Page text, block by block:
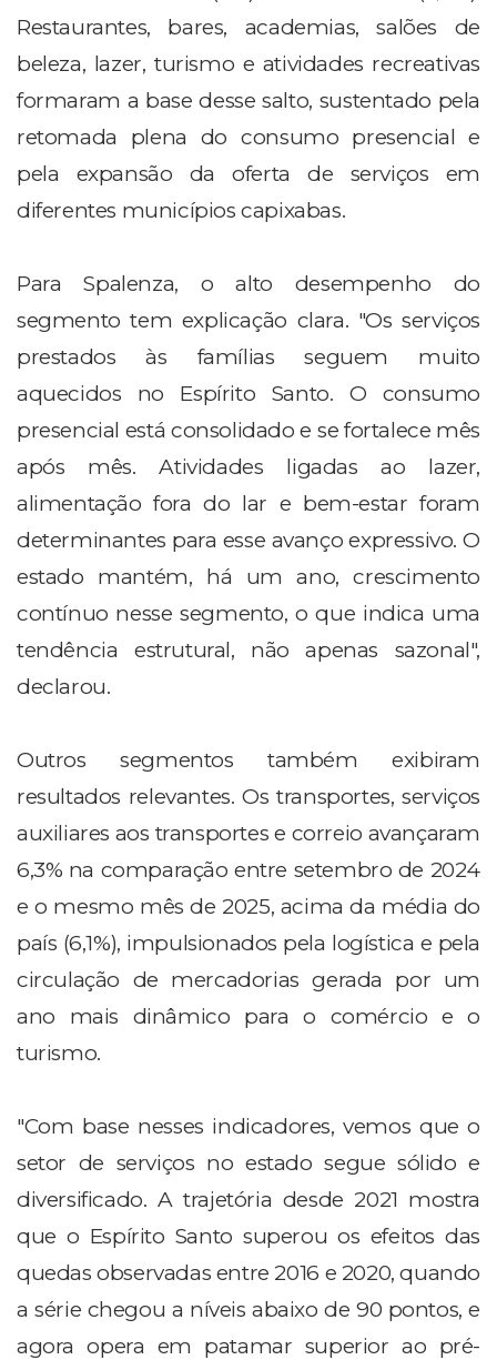
Restaurantes, bares, academias, salões de
beleza, lazer, turismo e atividades recreativas
formaram a base desse salto, sustentado pela
retomada plena do consumo presencial e
pela expansão da oferta de serviços em
diferentes municípios capixabas.
Para Spalenza, o alto desempenho do
segmento tem explicação clara. "Os serviços
prestados às famílias seguem muito
aquecidos no Espírito Santo. O consumo
presencial está consolidado e se fortalece mês
após mês. Atividades ligadas ao lazer,
alimentação fora do lar e bem-estar foram
determinantes para esse avanço expressivo. O
estado mantém, há um ano, crescimento
contínuo nesse segmento, o que indica uma
tendência estrutural, não apenas sazonal",
declarou.
Outros segmentos também exibiram
resultados relevantes. Os transportes, serviços
auxiliares aos transportes e correio avançaram
6,3% na comparação entre setembro de 2024
e o mesmo mês de 2025, acima da média do
país (6,1%), impulsionados pela logística e pela
circulação de mercadorias gerada por um
ano mais dinâmico para o comércio e o
turismo.
"Com base nesses indicadores, vemos que o
setor de serviços no estado segue sólido e
diversificado. A trajetória desde 2021 mostra
que o Espírito Santo superou os efeitos das
quedas observadas entre 2016 e 2020, quando
a série chegou a níveis abaixo de 90 pontos, e
agora opera em patamar superior ao pré-